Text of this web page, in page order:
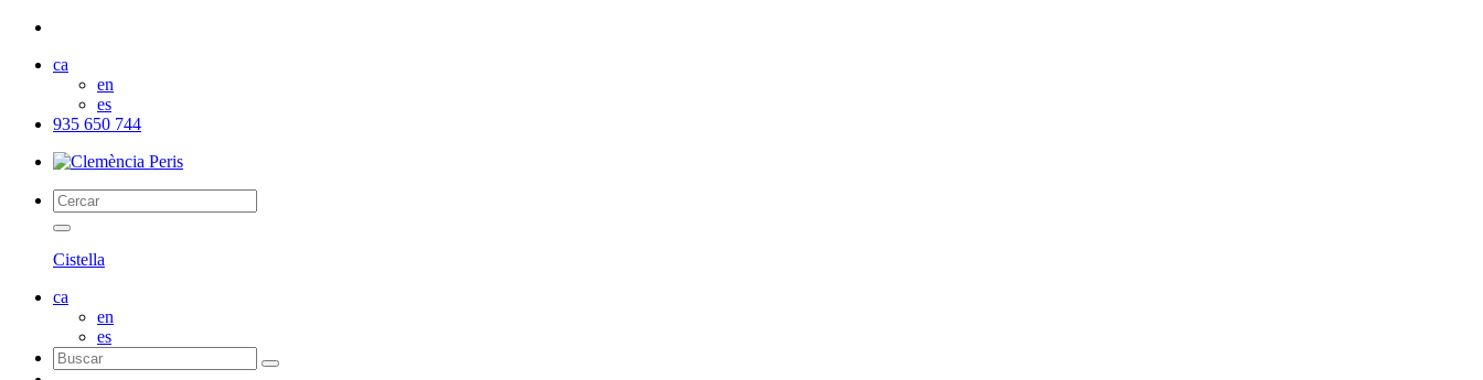
ca
en
es
935 650 744
Cistella
ca
en
es